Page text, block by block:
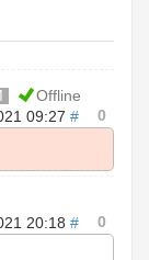
Offline
09:27 # 0
20:18 # 0